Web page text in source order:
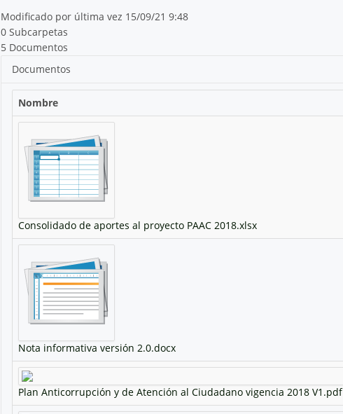
Modificado por última vez 15/09/21 9:48
0 Subcarpetas
5 Documentos
Documentos
Nombre
Consolidado de aportes al proyecto PAAC 2018.xlsx
Nota informativa versión 2.0.docx
Plan Anticorrupción y de Atención al Ciudadano vigencia 2018 V1.pdf